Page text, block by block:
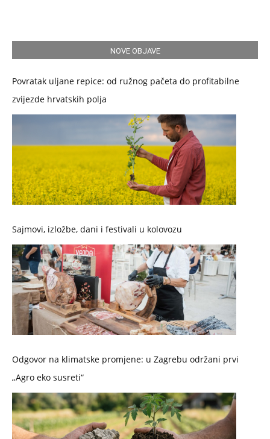
NOVE OBJAVE
Povratak uljane repice: od ružnog pačeta do profitabilne
zvijezde hrvatskih polja
Sajmovi, izložbe, dani i festivali u kolovozu
Odgovor na klimatske promjene: u Zagrebu održani prvi
„Agro eko susreti“